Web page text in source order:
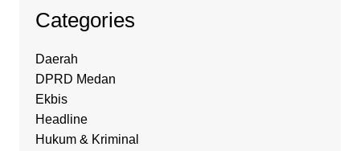
Categories
Daerah
DPRD Medan
Ekbis
Headline
Hukum & Kriminal